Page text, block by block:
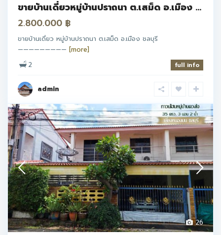
ขายบ้านเดี่ยวหมู่บ้านปราถนา ต.เสม็ด อ.เมือง ...
2.800.000 ฿
ขายบ้านเดี่ยว หมู่บ้านปราถนา ต.เสม็ด อ.เมือง ชลบุรี
————————— [more]
2
full info
admin
26